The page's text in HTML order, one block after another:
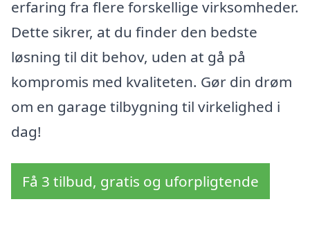
erfaring fra flere forskellige virksomheder.
Dette sikrer, at du finder den bedste
løsning til dit behov, uden at gå på
kompromis med kvaliteten. Gør din drøm
om en garage tilbygning til virkelighed i
dag!
Få 3 tilbud, gratis og uforpligtende